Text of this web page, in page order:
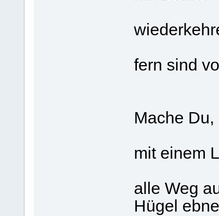
fern sind
Mache Du,
mit einem
alle Weg
Hügel